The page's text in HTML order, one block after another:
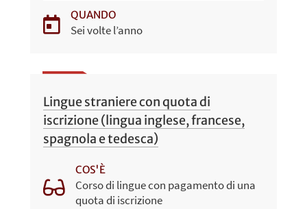
QUANDO
Sei volte l’anno
Lingue straniere con quota di
iscrizione (lingua inglese, francese,
spagnola e tedesca)
COS'È
Corso di lingue con pagamento di una
quota di iscrizione